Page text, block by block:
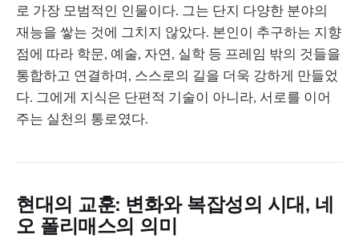
로 가장 모범적인 인물이다. 그는 단지 다양한 분야의
재능을 쌓는 것에 그치지 않았다. 본인이 추구하는 지향
점에 따라 학문, 예술, 자연, 실학 등 프레임 밖의 것들을
통합하고 연결하며, 스스로의 길을 더욱 강하게 만들었
다. 그에게 지식은 단편적 기술이 아니라, 서로를 이어
주는 실천의 통로였다.
현대의 교훈: 변화와 복잡성의 시대, 네
오 폴리매스의 의미